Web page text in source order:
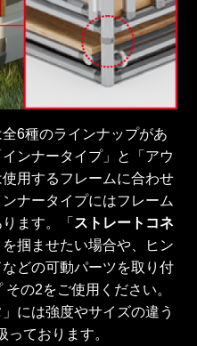
全6種のラインナップがあ
ンナータイプ」と「アウ
用するフレームに合わせ
ナータイプにはフレーム
ます。「 ストレートコネ
掴ませたい場合や、ヒン
どの可動パーツを取り付
の2をご使用ください。
」には強度やサイズの違う
ております。